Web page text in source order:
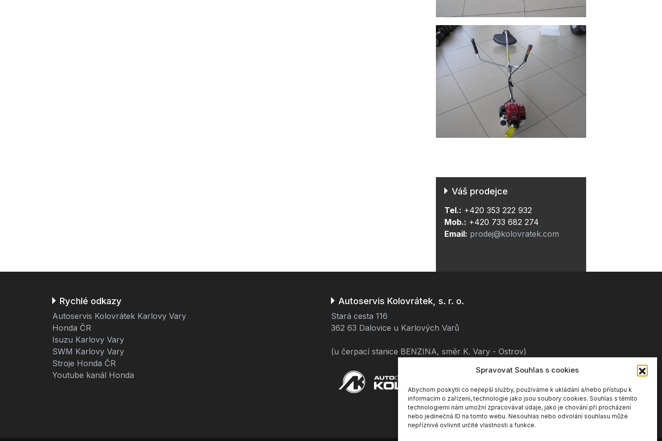
Spravovat Souhlas s cookies
Abychom poskytli co nejlepší služby, používáme k ukládání a/nebo přístupu k
informacím o zařízení, technologie jako jsou soubory cookies. Souhlas s těmito
technologiemi nám umožní zpracovávat údaje, jako je chování při procházení
nebo jedinečná ID na tomto webu. Nesouhlas nebo odvolání souhlasu může
nepříznivě ovlivnit určité vlastnosti a funkce.
Váš prodejce
Tel.: +420 353 222 932
Mob.: +420 733 682 274
Email: prodej@kolovratek.com
Rychlé odkazy
Autoservis Kolovrátek Karlovy Vary
Honda ČR
Isuzu Karlovy Vary
SWM Karlovy Vary
Stroje Honda ČR
Youtube kanál Honda
Autoservis Kolovrátek, s. r. o.
Stará cesta 116
362 63 Dalovice u Karlových Varů
(u čerpací stanice BENZINA, směr K. Vary - Ostrov)